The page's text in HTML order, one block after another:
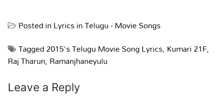
Posted inLyrics in Telugu - Movie Songs
Tagged2015's Telugu Movie Song Lyrics, Kumari 21F,
Raj Tharun, Ramanjhaneyulu
Leave a Reply